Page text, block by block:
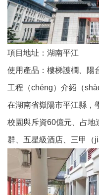
項目地址：湖南平江
使用產品：樓梯護欄、陽
工程（chéng）介紹（
在湖南省嶽陽市平江縣，
校園與斥資60億元、占地
群、五星級酒店、三甲（